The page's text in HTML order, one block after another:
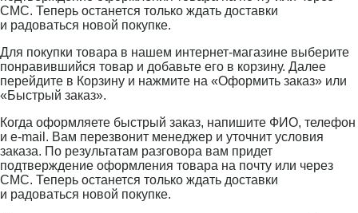
СМС. Теперь останется только ждать доставки
и радоваться новой покупке.
Для покупки товара в нашем интернет-магазине выберите
понравившийся товар и добавьте его в корзину. Далее
перейдите в Корзину и нажмите на «Оформить заказ» или
«Быстрый заказ».
Когда оформляете быстрый заказ, напишите ФИО, телефон
и e-mail. Вам перезвонит менеджер и уточнит условия
заказа. По результатам разговора вам придет
подтверждение оформления товара на почту или через
СМС. Теперь останется только ждать доставки
и радоваться новой покупке.